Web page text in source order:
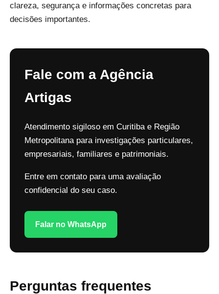
clareza, segurança e informações concretas para
decisões importantes.
Fale com a Agência
Artigas
Atendimento sigiloso em Curitiba e Região
Metropolitana para investigações particulares,
empresariais, familiares e patrimoniais.
Entre em contato para uma avaliação
confidencial do seu caso.
Falar no WhatsApp
Perguntas frequentes